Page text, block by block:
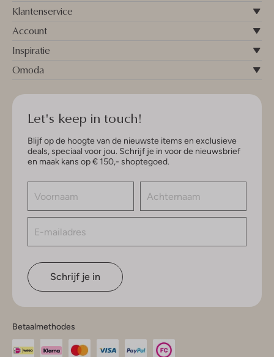
Klantenservice
Account
Inspiratie
Omoda
Let's keep in touch!
Blijf op de hoogte van de nieuwste items en exclusieve
deals, speciaal voor jou. Schrijf je in voor de nieuwsbrief
en maak kans op € 150,- shoptegoed.
Schrijf je in
Betaalmethodes